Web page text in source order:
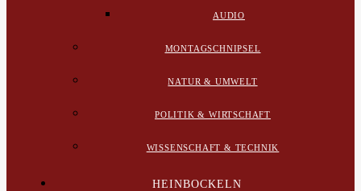
AUDIO
MONTAGSCHNIPSEL
NATUR & UMWELT
POLITIK & WIRTSCHAFT
WISSENSCHAFT & TECHNIK
HEINBOCKELN